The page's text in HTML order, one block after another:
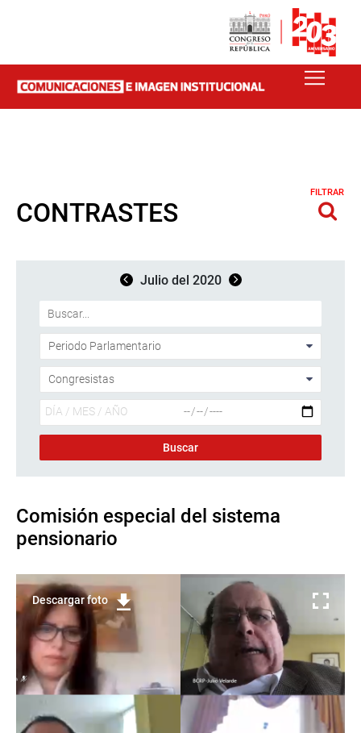
CONTRASTES
FILTRAR
Julio del 2020
Comisión especial del sistema
pensionario
Descargar foto